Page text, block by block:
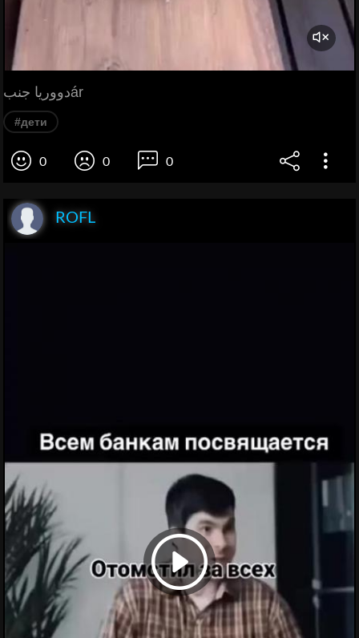
دووريا جنبár
#дети
0 0 0
ROFL